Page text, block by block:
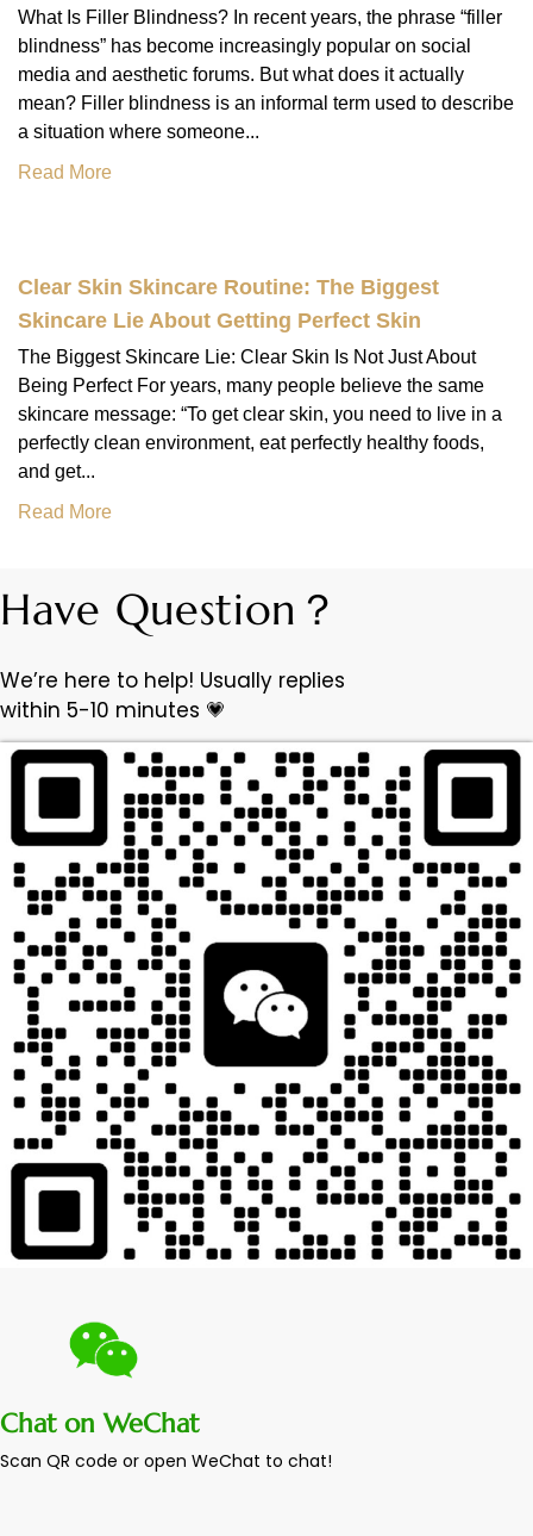
What Is Filler Blindness? In recent years, the phrase “filler
blindness” has become increasingly popular on social
media and aesthetic forums. But what does it actually
mean? Filler blindness is an informal term used to describe
a situation where someone...
Read More
Clear Skin Skincare Routine: The Biggest
Skincare Lie About Getting Perfect Skin
The Biggest Skincare Lie: Clear Skin Is Not Just About
Being Perfect For years, many people believe the same
skincare message: “To get clear skin, you need to live in a
perfectly clean environment, eat perfectly healthy foods,
and get...
Read More
Have Question？
We’re here to help! Usually replies
within 5-10 minutes 💗
Chat on WeChat
Scan QR code or open WeChat to chat!